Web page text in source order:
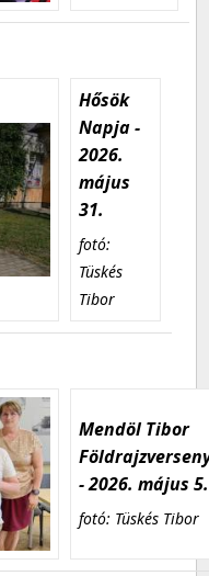
Hősök
Napja -
2026.
május
31.
fotó:
Tüskés
Tibor
Mendöl Tibor
- 2026. május 5.
fotó: Tüskés Tibor